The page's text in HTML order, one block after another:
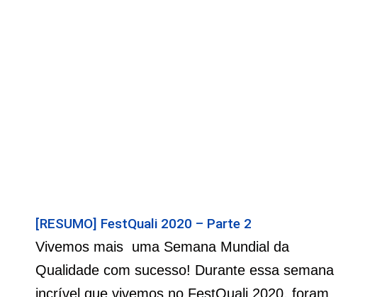
[RESUMO] FestQuali 2020 – Parte 2
Vivemos mais uma Semana Mundial da
Qualidade com sucesso! Durante essa semana
incrível que vivemos no FestQuali 2020, foram